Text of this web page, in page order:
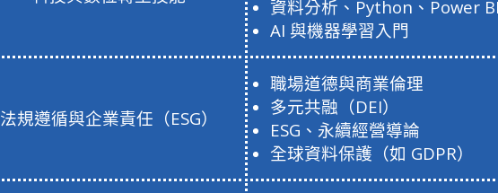
資料分析、Python、Power
AI 與機器學習入門
法規遵循與企業責任（ESG）
職場道德與商業倫理
多元共融（DEI）
ESG、永續經營導論
全球資料保護（如 GDPR）